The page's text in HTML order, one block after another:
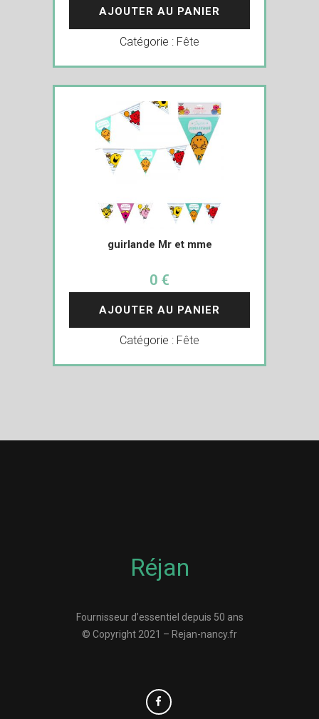
AJOUTER AU PANIER
Catégorie : Fête
guirlande Mr et mme
0 €
AJOUTER AU PANIER
Catégorie : Fête
Réjan
Fournisseur d’essentiel depuis 50 ans
© Copyright 2021 – Rejan-nancy.fr